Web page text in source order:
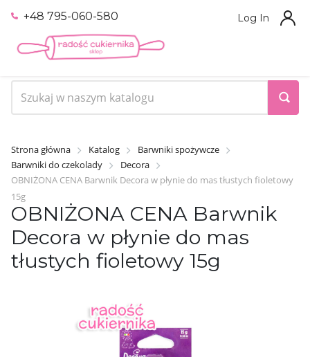
+48 795-060-580 Log In
Strona główna Katalog
Barwniki spożywcze
Barwniki do czekolady
Decora
OBNIŻONA CENA Barwnik Decora w płynie do mas tłustych fioletowy
15g
OBNIŻONA CENA Barwnik
Decora w płynie do mas
tłustych fioletowy 15g